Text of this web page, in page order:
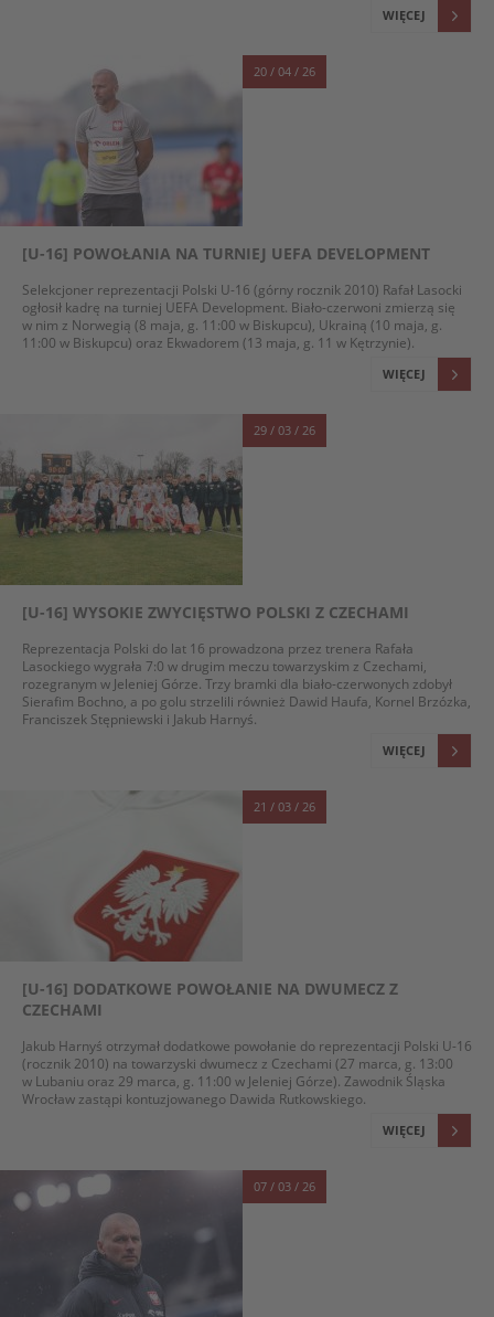
WIĘCEJ
20 / 04 / 26
[U-16] POWOŁANIA NA TURNIEJ UEFA DEVELOPMENT
Selekcjoner reprezentacji Polski U-16 (górny rocznik 2010) Rafał Lasocki
ogłosił kadrę na turniej UEFA Development. Biało-czerwoni zmierzą się
w nim z Norwegią (8 maja, g. 11:00 w Biskupcu), Ukrainą (10 maja, g.
11:00 w Biskupcu) oraz Ekwadorem (13 maja, g. 11 w Kętrzynie).
WIĘCEJ
29 / 03 / 26
[U-16] WYSOKIE ZWYCIĘSTWO POLSKI Z CZECHAMI
Reprezentacja Polski do lat 16 prowadzona przez trenera Rafała
Lasockiego wygrała 7:0 w drugim meczu towarzyskim z Czechami,
rozegranym w Jeleniej Górze. Trzy bramki dla biało-czerwonych zdobył
Sierafim Bochno, a po golu strzelili również Dawid Haufa, Kornel Brzózka,
Franciszek Stępniewski i Jakub Harnyś.
WIĘCEJ
21 / 03 / 26
[U-16] DODATKOWE POWOŁANIE NA DWUMECZ Z
CZECHAMI
Jakub Harnyś otrzymał dodatkowe powołanie do reprezentacji Polski U-16
(rocznik 2010) na towarzyski dwumecz z Czechami (27 marca, g. 13:00
w Lubaniu oraz 29 marca, g. 11:00 w Jeleniej Górze). Zawodnik Śląska
Wrocław zastąpi kontuzjowanego Dawida Rutkowskiego.
WIĘCEJ
07 / 03 / 26